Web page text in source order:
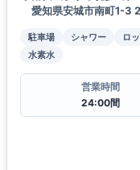
愛知県安城市南町1-3
駐車場 シャワー ロ
水素水
営業時間
24:00間